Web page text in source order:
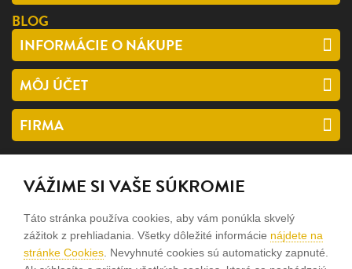
BLOG
INFORMÁCIE O NÁKUPE
MÔJ ÚČET
FIRMA
SLEDUJTE NÁS
facebook
instagram
VÁŽIME SI VAŠE SÚKROMIE
Táto stránka používa cookies, aby vám ponúkla skvelý
zážitok z prehliadania. Všetky dôležité informácie nájdete na
stránke Cookies . Nevyhnuté cookies sú automaticky zapnuté.